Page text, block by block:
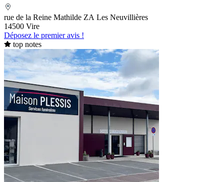
rue de la Reine Mathilde ZA Les Neuvillières
14500 Vire
Déposez le premier avis !
top notes